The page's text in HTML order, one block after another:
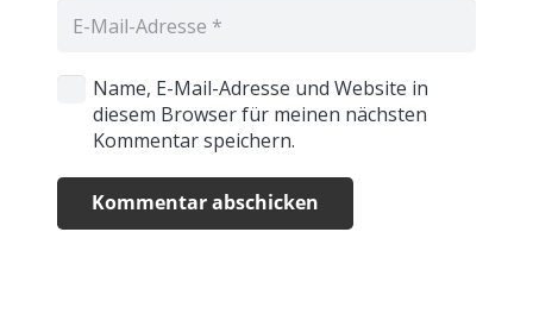
Name, E-Mail-Adresse und Website in
diesem Browser für meinen nächsten
Kommentar speichern.
Kommentar abschicken